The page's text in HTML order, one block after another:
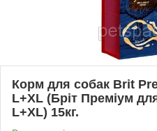
Корм для собак Brit
L+XL (Бріт Преміум
L+XL) 15кг.